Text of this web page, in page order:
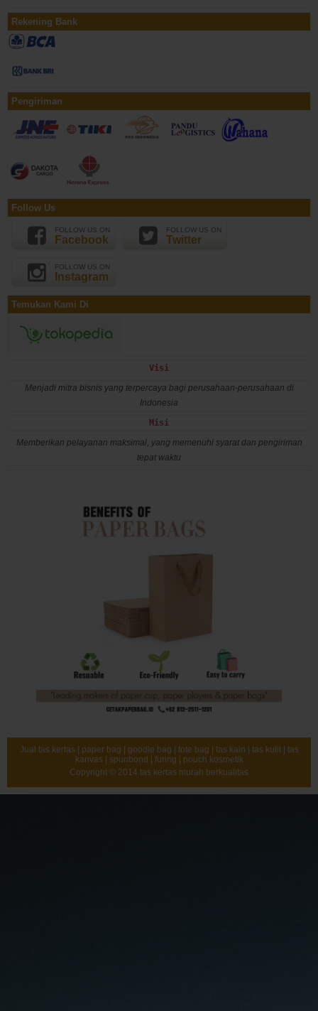
Rekening Bank
Pengiriman
Follow Us
FOLLOW US ON
Facebook
FOLLOW US ON
Twitter
FOLLOW US ON
Instagram
Temukan Kami Di
Visi
Menjadi mitra bisnis yang terpercaya bagi perusahaan-perusahaan di
Indonesia
Misi
Memberikan pelayanan maksimal, yang memenuhi syarat dan pengiriman
tepat waktu
Jual tas kertas | paper bag | goodie bag | tote bag | tas kain | tas kulit | tas
kanvas | spunbond | furing | pouch kosmetik
Copyright © 2014 tas kertas murah berkualitas